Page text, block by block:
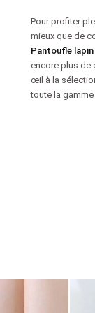
Pour profiter
mieux que de
Pantoufle
encore plus de
œil à la
toute la gamme